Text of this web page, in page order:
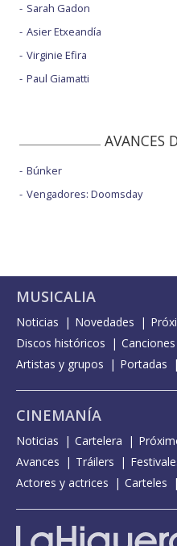
Sarah Gadon
Asier Etxeandía
Virginie Efira
Paul Giamatti
AVANCES
Búnker
Vengadores: Doomsday
MUSICALIA
Noticias Novedades
Discos históricos
Canciones
Artistas y grupos
Portadas
CINEMANÍA
Noticias Cartelera
Avances
Tráilers
Actores y actrices
Carteles